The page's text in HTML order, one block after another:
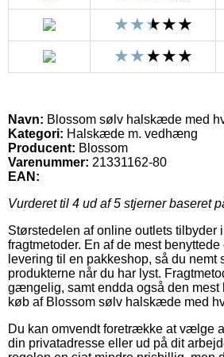
Navn: Blossom sølv halskæde med
Kategori: Halskæde m. vedhæng
Producent: Blossom
Varenummer: 21331162-80
EAN:
Vurderet til 4 ud af 5 stjerner baseret
Størstedelen af online outlets tilbyder
fragtmetoder. En af de mest
levering til en pakkeshop, så du nemt
produkterne når du har lyst.
gængelig, samt endda også den mest
køb af Blossom sølv halskæde med
Du kan omvendt foretrække at vælge
din privatadresse eller ud på dit